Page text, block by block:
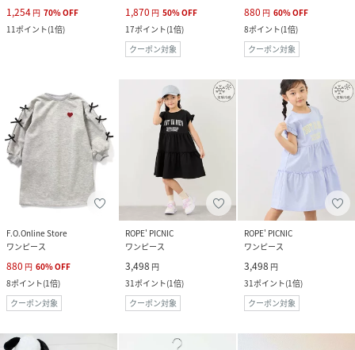
1,254 円 70%OFF
11ポイント(1倍)
1,870 円 50%OFF
17ポイント(1倍)
クーポン対象
880 円 60%OFF
8ポイント(1倍)
クーポン対象
F.O.Online Store
ワンピース
880 円 60%OFF
8ポイント(1倍)
クーポン対象
ROPE' PICNIC
ワンピース
3,498 円
31ポイント(1倍)
クーポン対象
ROPE' PICNIC
ワンピース
3,498 円
31ポイント(1倍)
クーポン対象